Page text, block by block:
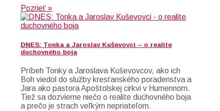
Pozrieť »
DNES: Tonka a Jaroslav Kuševovci – o realite
duchovného boja
Príbeh Tonky a Jaroslava Kuševovcov, ako ich
Boh viedol do služby kresťanského poradenstva a
Jara ako pastora Apoštolskej cirkvi v Humennom.
Tiež sa dozvieme niečo o realite duchovného boja
a prečo je strach veľkým nepriateľom.